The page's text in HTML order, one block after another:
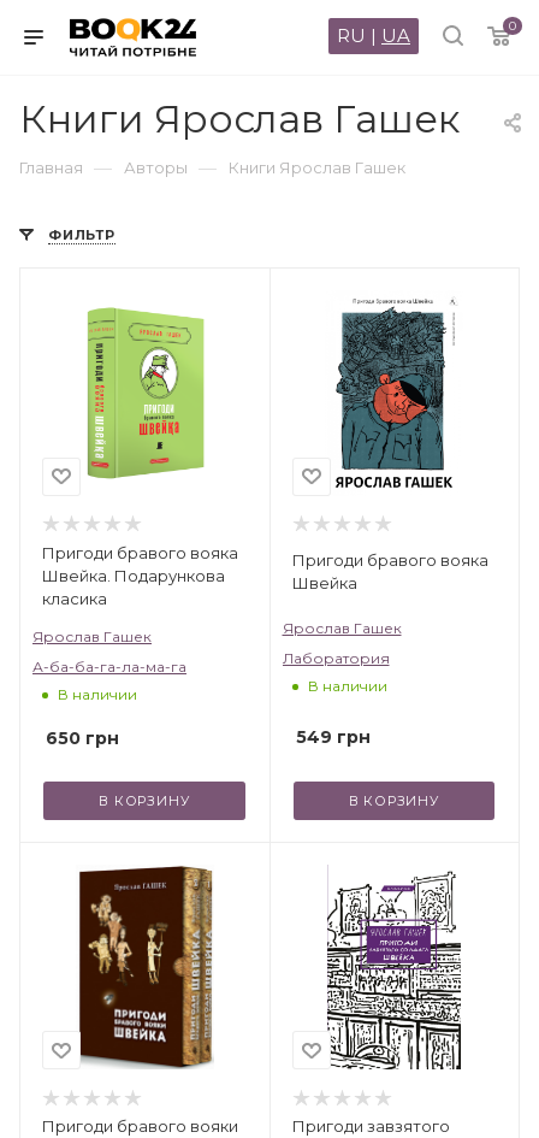
0
RU | UA
Книги Ярослав Гашек
Главная — Авторы — Книги Ярослав Гашек
ФИЛЬТР
Пригоди бравого вояка
Швейка. Подарункова
класика
Ярослав Гашек
А-ба-ба-га-ла-ма-га
В наличии
650 грн
В КОРЗИНУ
Пригоди бравого вояка
Швейка
Ярослав Гашек
Лаборатория
В наличии
549 грн
В КОРЗИНУ
Пригоди бравого вояки
Пригоди завзятого